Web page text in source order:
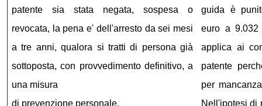
patente sia stata negata, sospesa o
revocata, la pena e' dell'arresto da sei mesi
a tre anni, qualora si tratti di persona già
sottoposta, con provvedimento definitivo, a
una misura
di prevenzione personale.
guida è
euro a
applica ai
patente
per
Nell'ipotesi di